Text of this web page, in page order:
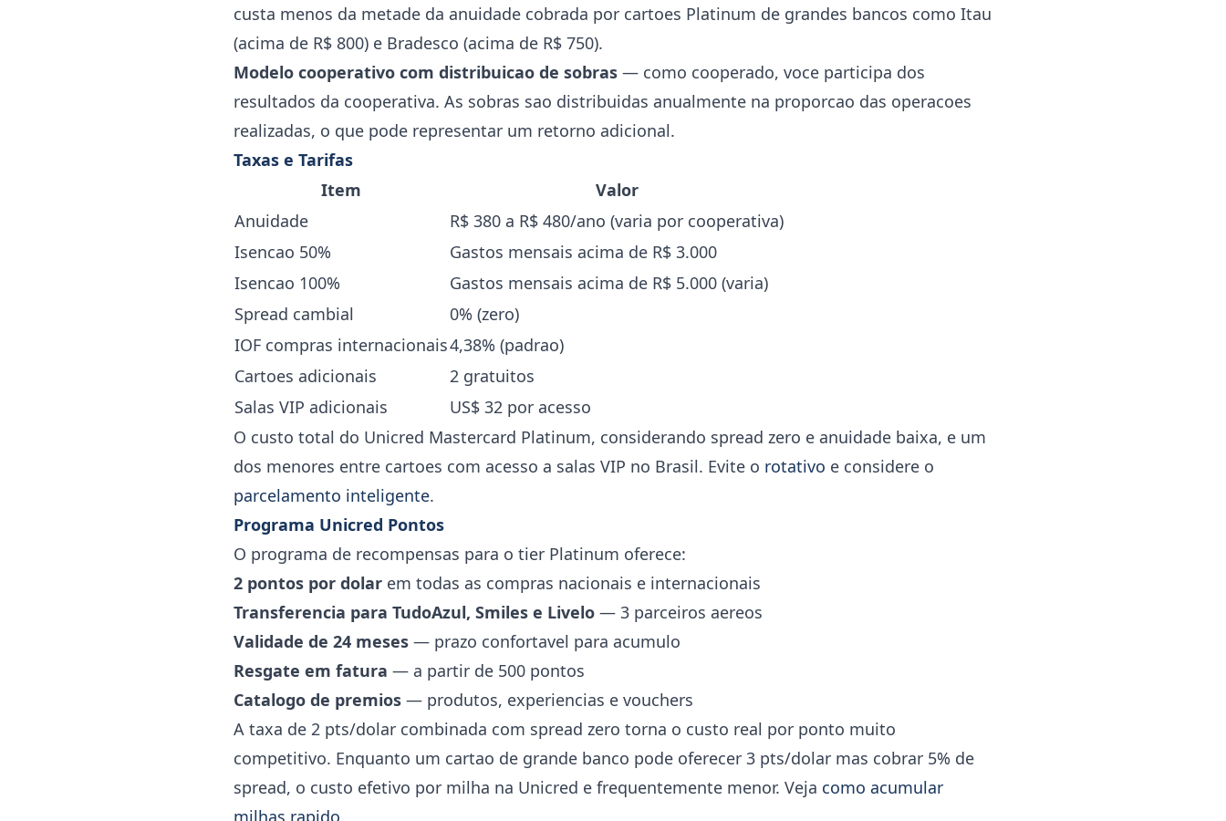
custa menos da metade da anuidade cobrada por cartoes Platinum de grandes bancos como Itau
(acima de R$ 800) e Bradesco (acima de R$ 750).
Modelo cooperativo com distribuicao de sobras — como cooperado, voce participa dos
resultados da cooperativa. As sobras sao distribuidas anualmente na proporcao das operacoes
realizadas, o que pode representar um retorno adicional.
Taxas e Tarifas
Item
Valor
Anuidade
R$ 380 a R$ 480/ano (varia por cooperativa)
Isencao 50%
Gastos mensais acima de R$ 3.000
Isencao 100%
Gastos mensais acima de R$ 5.000 (varia)
Spread cambial
0% (zero)
IOF compras internacionais4,38% (padrao)
Cartoes adicionais
2 gratuitos
Salas VIP adicionais
US$ 32 por acesso
O custo total do Unicred Mastercard Platinum, considerando spread zero e anuidade baixa, e um
dos menores entre cartoes com acesso a salas VIP no Brasil. Evite o rotativo e considere o
parcelamento inteligente.
Programa Unicred Pontos
O programa de recompensas para o tier Platinum oferece:
2 pontos por dolar em todas as compras nacionais e internacionais
Transferencia para TudoAzul, Smiles e Livelo — 3 parceiros aereos
Validade de 24 meses — prazo confortavel para acumulo
Resgate em fatura — a partir de 500 pontos
Catalogo de premios — produtos, experiencias e vouchers
A taxa de 2 pts/dolar combinada com spread zero torna o custo real por ponto muito
competitivo. Enquanto um cartao de grande banco pode oferecer 3 pts/dolar mas cobrar 5% de
spread, o custo efetivo por milha na Unicred e frequentemente menor. Veja como acumular
milhas rapido